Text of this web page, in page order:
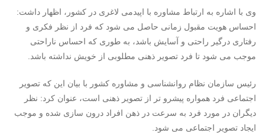
وی با اشاره به ارتباط مشاوره با اپیدمی لاغری در کشور، اظهار داشت:
احساس هویت مقبول زمانی حاصل می شود که فرد از نظر فکری و
رفتاری درگیر راحتی و آسایش باشد، به طوری که احساس ناراحتی
موجب می شود تا فرد تصویر ذهنی مطلوبی از خویش نداشته باشد.
رئیس سازمان نظام روانشناسی و مشاوره کشور با بیان این که تصویر
اجتماعی فرد همواره پیشرو تر از تصویر ذهنی است، عنوان کرد: نظر
دیگران در مورد فرد به سرعت در ذهن افراد درون سازی شده و موجب
ایجاد تصویر اجتماعی می شود.